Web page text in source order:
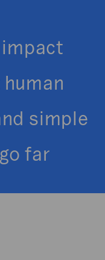
simple
far